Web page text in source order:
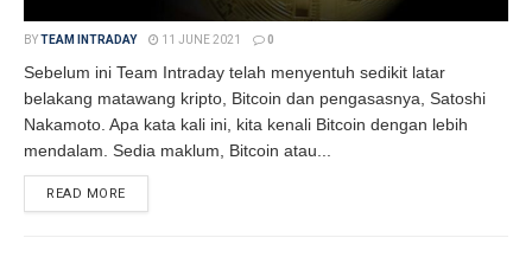
BYTEAM INTRADAY 11 JUNE 2021 0
Sebelum ini Team Intraday telah menyentuh sedikit latar
belakang matawang kripto, Bitcoin dan pengasasnya, Satoshi
Nakamoto. Apa kata kali ini, kita kenali Bitcoin dengan lebih
mendalam. Sedia maklum, Bitcoin atau...
READ MORE